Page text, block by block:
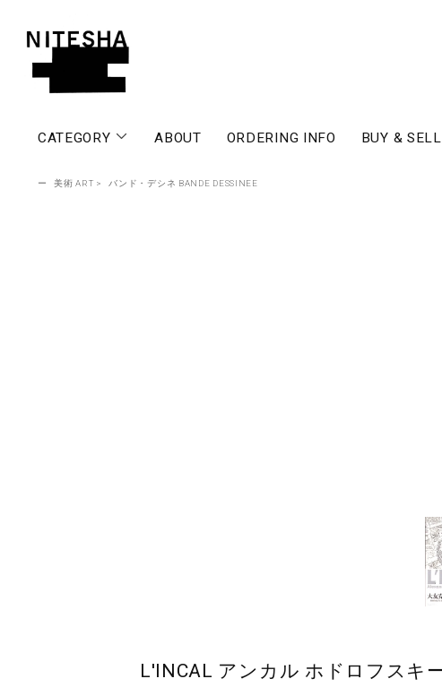
CATEGORY ABOUT ORDERING INFO BUY & SELL
ー 美術 ART > バンド・デシネ BANDE DESSINEE
L'INCAL アンカル ホドロフス